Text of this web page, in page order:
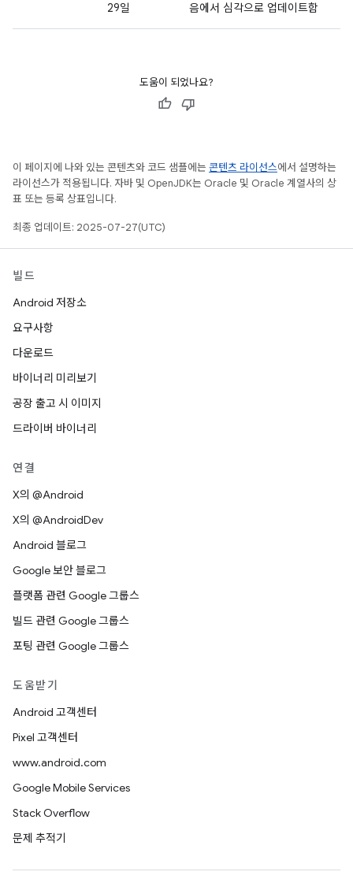
29일
음에서 심각으로 업데이트함
도움이 되었나요?
이 페이지에 나와 있는 콘텐츠와 코드 샘플에는 콘텐츠 라이선스에서 설명하는
라이선스가 적용됩니다. 자바 및 OpenJDK는 Oracle 및 Oracle 계열사의 상
표 또는 등록 상표입니다.
최종 업데이트: 2025-07-27(UTC)
빌드
Android 저장소
요구사항
다운로드
바이너리 미리보기
공장 출고 시 이미지
드라이버 바이너리
연결
X의 @Android
X의 @AndroidDev
Android 블로그
Google 보안 블로그
플랫폼 관련 Google 그룹스
빌드 관련 Google 그룹스
포팅 관련 Google 그룹스
도움받기
Android 고객센터
Pixel 고객센터
www.android.com
Google Mobile Services
Stack Overflow
문제 추적기